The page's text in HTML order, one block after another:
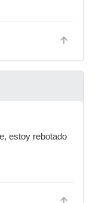
estoy rebotado